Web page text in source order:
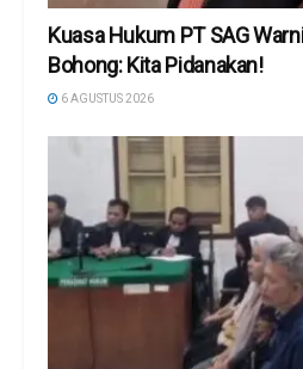
Kuasa Hukum PT SAG
Bohong: Kita Pidanakan!
6 AGUSTUS 2026